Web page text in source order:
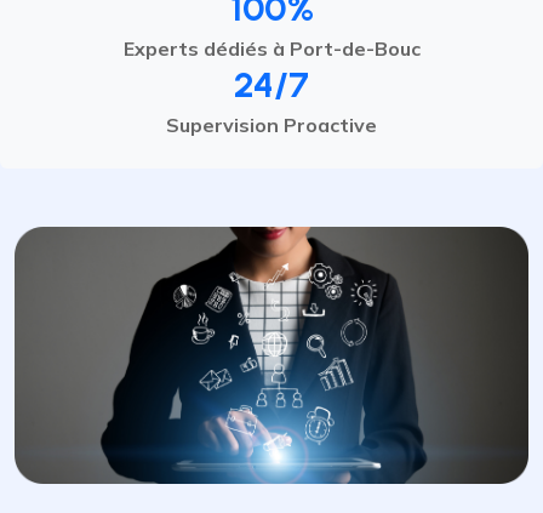
Experts dédiés à Port-de-Bouc
24/7
Supervision Proactive